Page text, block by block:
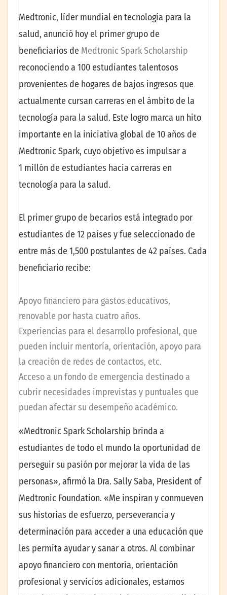
Medtronic, líder mundial en tecnología para la
salud, anunció hoy el primer grupo de
beneficiarios de Medtronic Spark Scholarship
reconociendo a 100 estudiantes talentosos
provenientes de hogares de bajos ingresos que
actualmente cursan carreras en el ámbito de la
tecnología para la salud. Este logro marca un hito
importante en la iniciativa global de 10 años de
Medtronic Spark, cuyo objetivo es impulsar a
1 millón de estudiantes hacia carreras en
tecnología para la salud.
El primer grupo de becarios está integrado por
estudiantes de 12 países y fue seleccionado de
entre más de 1,500 postulantes de 42 países. Cada
beneficiario recibe:
Apoyo financiero para gastos educativos,
renovable por hasta cuatro años.
Experiencias para el desarrollo profesional, que
pueden incluir mentoría, orientación, apoyo para
la creación de redes de contactos, etc.
Acceso a un fondo de emergencia destinado a
cubrir necesidades imprevistas y puntuales que
puedan afectar su desempeño académico.
«Medtronic Spark Scholarship brinda a
estudiantes de todo el mundo la oportunidad de
perseguir su pasión por mejorar la vida de las
personas», afirmó la Dra. Sally Saba, President of
Medtronic Foundation. «Me inspiran y conmueven
sus historias de esfuerzo, perseverancia y
determinación para acceder a una educación que
les permita ayudar y sanar a otros. Al combinar
apoyo financiero con mentoría, orientación
profesional y servicios adicionales, estamos